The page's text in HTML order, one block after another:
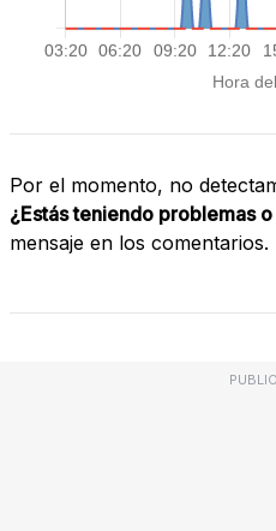
Por el momento, no
¿Estás teniendo problemas
mensaje en los comentarios.